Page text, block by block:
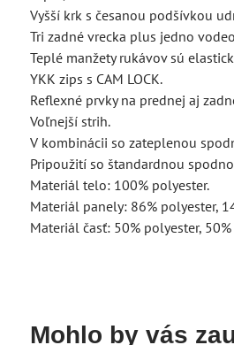
Vyšší krk s česanou podšívkou
Tri zadné vrecka plus jedno
Teplé manžety rukávov sú
YKK zips s CAM LOCK.
Reflexné prvky na prednej aj
Voľnejší strih.
V kombinácii so zateplenou
Pripoužití so štandardnou
Materiál telo: 100% polyester.
Materiál panely: 86% polyester,
Materiál časť: 50% polyester,
Mohlo by vás